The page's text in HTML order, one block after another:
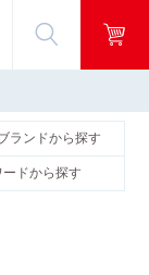
ランドから探す
ードから探す